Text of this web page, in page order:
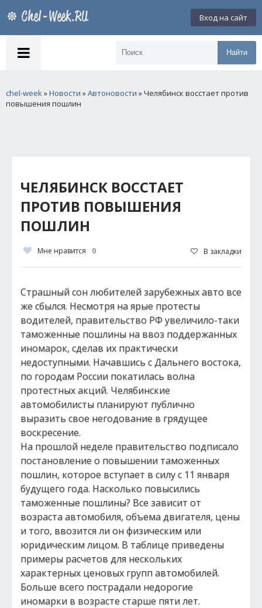
Вход на сайт
Найти
chel-week»Новости »Автоновости » Челябинск восстает против
повышения пошлин
ЧЕЛЯБИНСК ВОССТАЕТ
ПРОТИВ ПОВЫШЕНИЯ
ПОШЛИН
Мне нравится 0 В закладки
Страшный сон любителей зарубежных авто все
же сбылся. Несмотря на ярые протесты
водителей, правительство РФ увеличило-таки
таможенные пошлины на ввоз поддержанных
иномарок, сделав их практически
недоступными. Начавшись с Дальнего востока,
по городам России покатилась волна
протестных акций. Челябинские
автомобилисты планируют публично
выразить свое негодование в грядущее
воскресение.
На прошлой неделе правительство подписало
постановление о повышении таможенных
пошлин, которое вступает в силу с 11 января
будущего года. Насколько повысились
таможенные пошлины? Все зависит от
возраста автомобиля, объема двигателя, цены
и того, ввозится ли он физическим или
юридическим лицом. В таблице приведены
примеры расчетов для нескольких
характерных ценовых групп автомобилей.
Больше всего пострадали недорогие
иномарки в возрасте старше пяти лет.